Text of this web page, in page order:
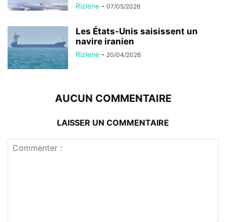
Rizlene - 07/05/2026
Les États-Unis saisissent un
navire iranien
Rizlene - 20/04/2026
AUCUN COMMENTAIRE
LAISSER UN COMMENTAIRE